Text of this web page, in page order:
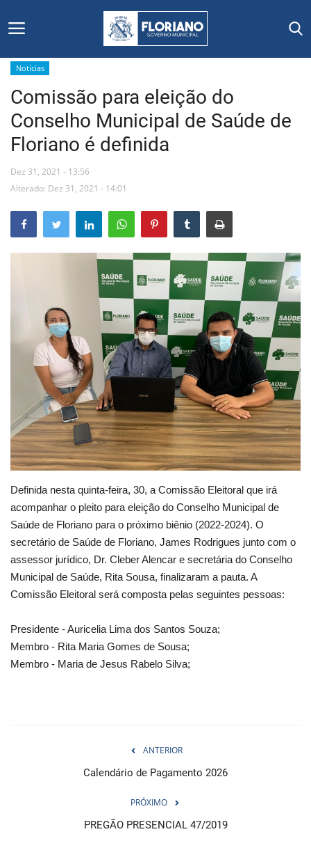
Início
Editais
Floriano
Mural de Licitações
Webmail
Contato
Notícias
Comissão para eleição do
Conselho Municipal de Saúde de
Floriano é definida
Dez 31, 2021 - 13:56
Alterado: Dez 31, 2021 - 14:01
Definida nesta quinta-feira, 30, a Comissão Eleitoral que irá
acompanhar o pleito para eleição do Conselho Municipal de
Saúde de Floriano para o próximo biênio (2022-2024). O
secretário de Saúde de Floriano, James Rodrigues junto com o
assessor jurídico, Dr. Cleber Alencar e secretária do Conselho
Municipal de Saúde, Rita Sousa, finalizaram a pauta. A
Comissão Eleitoral será composta pelas seguintes pessoas:
Presidente - Auricelia Lima dos Santos Souza;
Membro - Rita Maria Gomes de Sousa;
Membro - Maria de Jesus Rabelo Silva;
ANTERIOR
Calendário de Pagamento 2026
PRÓXIMO
PREGÃO PRESENCIAL 47/2019